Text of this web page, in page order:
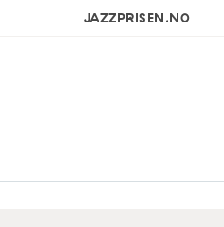
JAZZPRISEN.NO